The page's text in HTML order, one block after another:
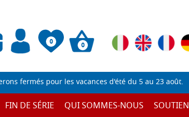
0 0
fermés pour les vacances d'été du 5 au 23 août.
FIN DE SÉRIE QUI SOMMES-NOUS
SOUTIEN